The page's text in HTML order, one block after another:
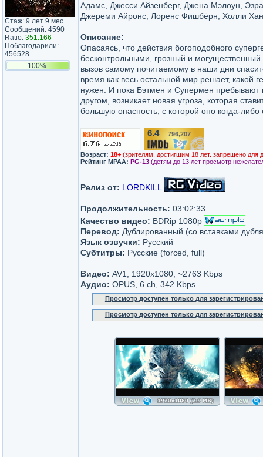
Стаж: 9 лет 9 мес.
Сообщений: 4590
Ratio: 351.166
Поблагодарили:
456528
100%
Адамс, Джесси Айзенберг, Джена Мэлоун,
Джереми Айронс, Лоренс Фишбёрн, Холли
Описание:
Опасаясь, что действия богоподобного
бесконтрольными, грозный и
вызов самому почитаемому в наши дни
время как весь остальной мир решает, какой
нужен. И пока Бэтмен и Супермен пребывают
другом, возникает новая угроза, которая
большую опасность, с которой оно когда-либо
6.4/10 796,207
Возраст: 18+ (зрителям, достигшим 18 лет. запрещено для
Рейтинг MPAA: PG-13 (детям до 13 лет просмотр
Релиз от: LORDKILL
Продолжительность: 03:02:33
Качество видео: BDRip 1080p
Перевод: Дублированный (со вставками
Язык озвучки: Русский
Субтитры: Русские (forced, full)
Видео: AV1, 1920x1080, ~2763 Kbps
Аудио: OPUS, 6 ch, 342 Kbps
Просмотр доступен только для
Просмотр доступен только для